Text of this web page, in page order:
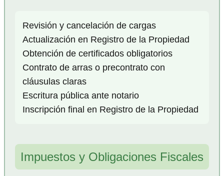
Revisión y cancelación de cargas
Actualización en Registro de la Propiedad
Obtención de certificados obligatorios
Contrato de arras o precontrato con
cláusulas claras
Escritura pública ante notario
Inscripción final en Registro de la Propiedad
Impuestos y Obligaciones Fiscales